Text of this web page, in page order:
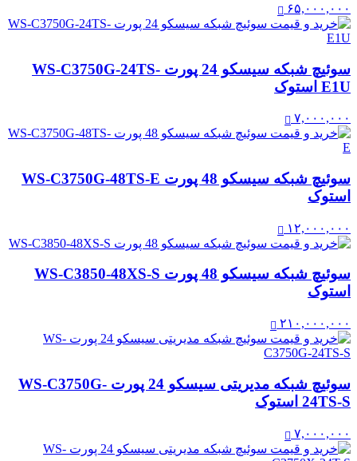
۶۵,۰۰۰,۰۰۰
سوئیچ شبکه سیسکو 24 پورت WS-C3750G-24TS-
E1U استوک
۷,۰۰۰,۰۰۰
سوئیچ شبکه سیسکو 48 پورت WS-C3750G-48TS-E
استوک
۱۲,۰۰۰,۰۰۰
سوئیچ شبکه سیسکو 48 پورت WS-C3850-48XS-S
استوک
۲۱۰,۰۰۰,۰۰۰
سوئیچ شبکه مدیریتی سیسکو 24 پورت WS-C3750G-
24TS-S استوک
۷,۰۰۰,۰۰۰